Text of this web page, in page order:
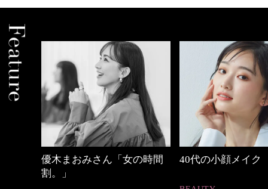
さん「女の時間 40代の小顔メイク
【ワー